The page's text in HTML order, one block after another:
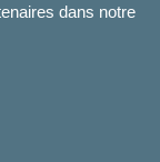
dans notre